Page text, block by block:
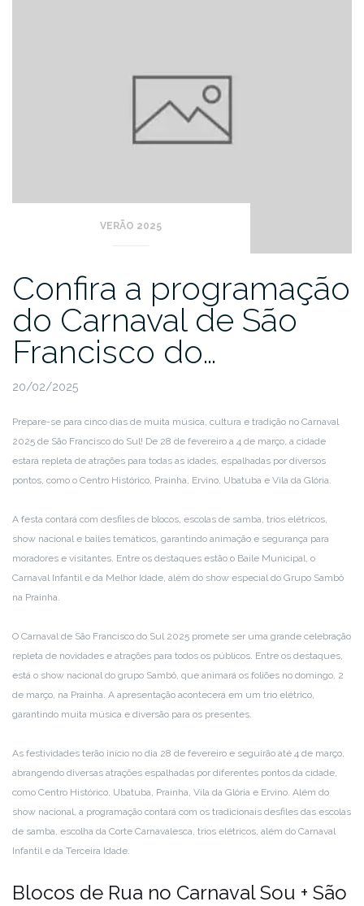
VERÃO 2025
Confira a programação
do Carnaval de São
Francisco do…
20/02/2025
Prepare-se para cinco dias de muita música, cultura e tradição no Carnaval
2025 de São Francisco do Sul! De 28 de fevereiro a 4 de março, a cidade
estará repleta de atrações para todas as idades, espalhadas por diversos
pontos, como o Centro Histórico, Prainha, Ervino, Ubatuba e Vila da Glória.
A festa contará com desfiles de blocos, escolas de samba, trios elétricos,
show nacional e bailes temáticos, garantindo animação e segurança para
moradores e visitantes. Entre os destaques estão o Baile Municipal, o
Carnaval Infantil e da Melhor Idade, além do show especial do Grupo Sambô
na Prainha.
O Carnaval de São Francisco do Sul 2025 promete ser uma grande celebração
repleta de novidades e atrações para todos os públicos. Entre os destaques,
está o show nacional do grupo Sambô, que animará os foliões no domingo, 2
de março, na Prainha. A apresentação acontecerá em um trio elétrico,
garantindo muita música e diversão para os presentes.
As festividades terão início no dia 28 de fevereiro e seguirão até 4 de março,
abrangendo diversas atrações espalhadas por diferentes pontos da cidade,
como Centro Histórico, Ubatuba, Prainha, Vila da Glória e Ervino. Além do
show nacional, a programação contará com os tradicionais desfiles das escolas
de samba, escolha da Corte Carnavalesca, trios elétricos, além do Carnaval
Infantil e da Terceira Idade.
Blocos de Rua no Carnaval Sou + São